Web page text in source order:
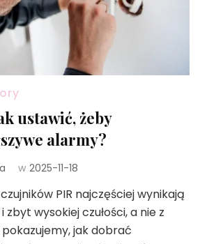
ustawić, żeby
alarmy?
w 2025-11-18
PIR najczęściej wynikają
wysokiej czułości, a nie z
jak dobrać